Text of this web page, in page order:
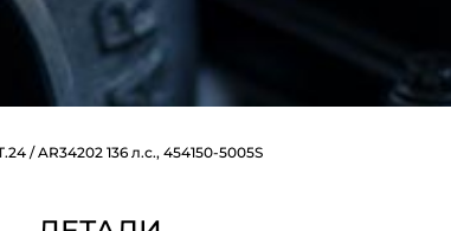
/ AR34202 136 л.с., 454150-5005S